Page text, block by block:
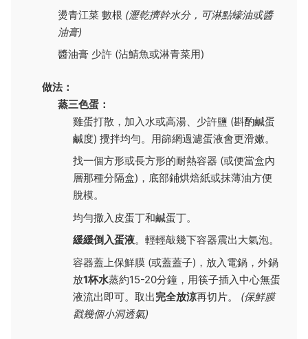
燙青江菜 數根 (瀝乾擠幹水分，可淋點蠔油或醬
油膏)
醬油膏 少許 (沾鯖魚或淋青菜用)
做法：
蒸三色蛋：
雞蛋打散，加入水或高湯、少許鹽 (斟酌鹹蛋
鹹度) 攪拌均勻。用篩網過濾蛋液會更滑嫩。
找一個方形或長方形的耐熱容器 (或便當盒內
層那種分隔盒)，底部鋪烘焙紙或抹薄油方便
脫模。
均勻撒入皮蛋丁和鹹蛋丁。
緩緩倒入蛋液。輕輕敲幾下容器震出大氣泡。
容器蓋上保鮮膜 (或蓋蓋子)，放入電鍋，外鍋
放1杯水蒸約15-20分鐘，用筷子插入中心無蛋
液流出即可。取出完全放涼再切片。 (保鮮膜
戳幾個小洞透氣)